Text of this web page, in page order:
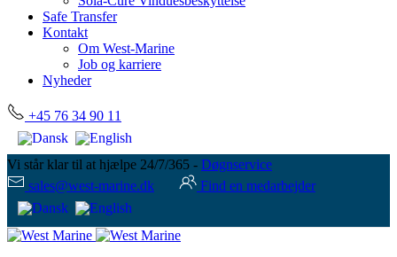
Safe Transfer
Kontakt
Om West-Marine
Job og karriere
Nyheder
+45 76 34 90 11
Vi står klar til at hjælpe 24/7/365 - Døgnservice
sales@west-marine.dk
Find en medarbejder